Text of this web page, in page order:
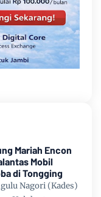
Mariah Encon
Mobil
di Tongging
Nagori (Kades)